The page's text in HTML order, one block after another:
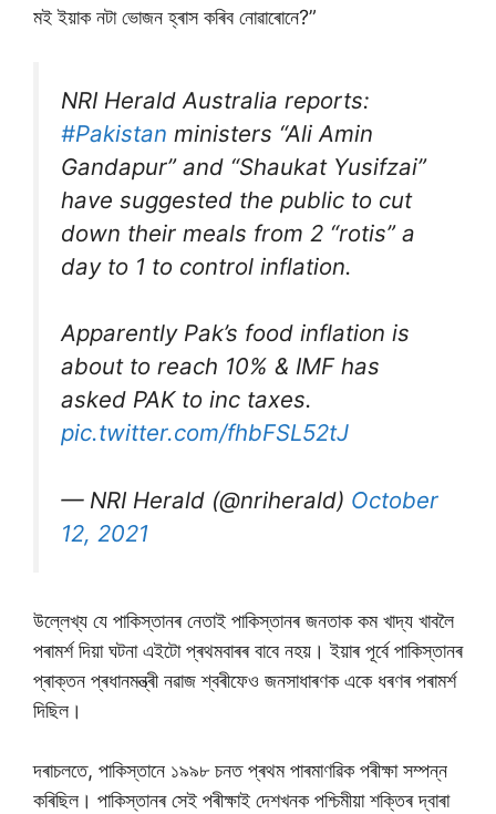
মই ইয়াক নটা ভোজন হ্ৰাস কৰিব নোৱাৰোনে?”
NRI Herald Australia reports:
#Pakistan ministers “Ali Amin
Gandapur” and “Shaukat Yusifzai”
have suggested the public to cut
down their meals from 2 “rotis” a
day to 1 to control inflation.
Apparently Pak’s food inflation is
about to reach 10% & IMF has
asked PAK to inc taxes.
pic.twitter.com/fhbFSL52tJ
— NRI Herald (@nriherald) October
12, 2021
উল্লেখ্য যে পাকিস্তানৰ নেতাই পাকিস্তানৰ জনতাক কম খাদ্য খাবলৈ
পৰামৰ্শ দিয়া ঘটনা এইটো প্ৰথমবাৰৰ বাবে নহয়। ইয়াৰ পূৰ্বে পাকিস্তানৰ
প্ৰাক্তন প্ৰধানমন্ত্ৰী নৱাজ শ্বৰীফেও জনসাধাৰণক একে ধৰণৰ পৰামৰ্শ
দিছিল।
দৰাচলতে, পাকিস্তানে ১৯৯৮ চনত প্ৰথম পাৰমাণৱিক পৰীক্ষা সম্পন্ন
কৰিছিল। পাকিস্তানৰ সেই পৰীক্ষাই দেশখনক পশ্চিমীয়া শক্তিৰ দ্বাৰা